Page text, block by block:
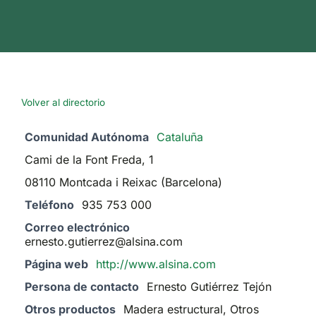
Volver al directorio
Comunidad Autónoma Cataluña
Cami de la Font Freda, 1
08110 Montcada i Reixac (Barcelona)
Teléfono 935 753 000
Correo electrónico
ernesto.gutierrez@alsina.com
Página web http://www.alsina.com
Persona de contacto Ernesto Gutiérrez Tejón
Otros productos Madera estructural, Otros